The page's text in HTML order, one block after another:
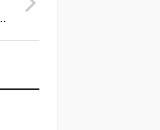
的流量入口页面有)